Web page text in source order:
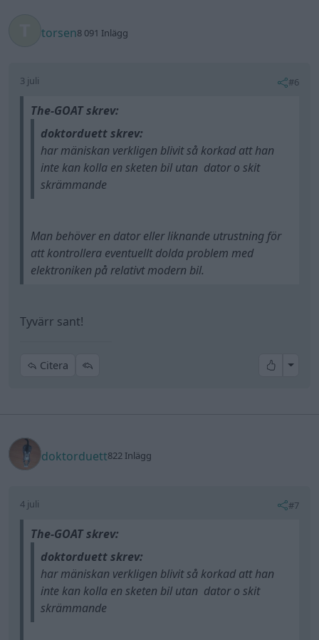
torsen8 091 Inlägg
3 juli #6
The-GOAT skrev:
doktorduett skrev:
har mäniskan verkligen blivit så korkad att han
inte kan kolla en sketen bil utan dator o skit
skrämmande
Man behöver en dator eller liknande utrustning för
att kontrollera eventuellt dolda problem med
elektroniken på relativt modern bil.
Tyvärr sant!
Citera All
doktorduett822 Inlägg
4 juli #7
The-GOAT skrev:
doktorduett skrev:
har mäniskan verkligen blivit så korkad att han
inte kan kolla en sketen bil utan dator o skit
skrämmande